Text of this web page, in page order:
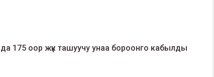
175 оор жүк ташуучу унаа бороонго кабылды